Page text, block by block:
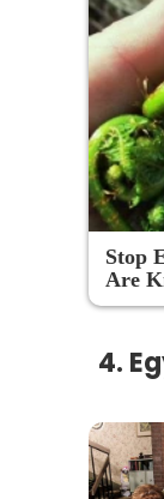
Stop
Are
4.